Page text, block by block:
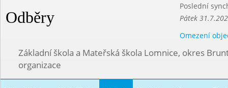
Odběry
Poslední
Pátek
Omezení
Základní škola a Mateřská škola Lomnice, okres
organizace